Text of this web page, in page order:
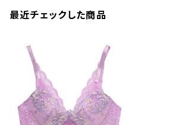
最近チェックした商品